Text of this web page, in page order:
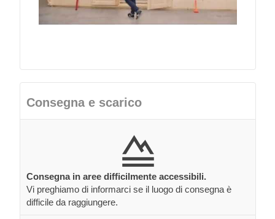
Consegna e scarico
Consegna in aree difficilmente accessibili.
Vi preghiamo di informarci se il luogo di consegna è
difficile da raggiungere.